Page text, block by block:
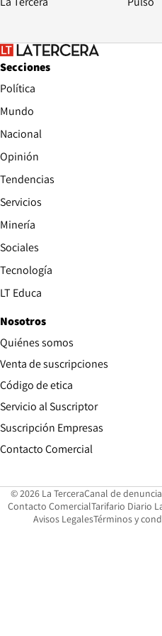
Secciones
Política
Mundo
Nacional
Opinión
Tendencias
Servicios
Minería
Sociales
Tecnología
LT Educa
Nosotros
Quiénes somos
Venta de suscripciones
Código de etica Opens in new
Servicio al Suscriptor
Suscripción Empresas
Contacto Comercial
© 2026 La TerceraCanal de
Contacto ComercialOpens in new
Tarifario Diario
Avisos LegalesOpens in new
Términos y